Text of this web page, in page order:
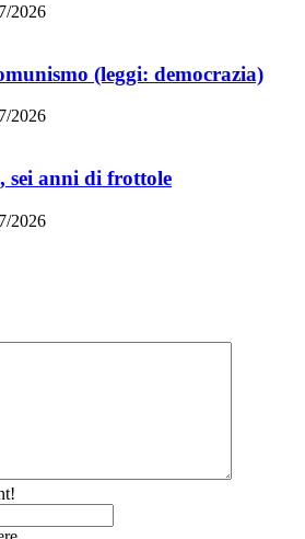
2026
(leggi: democrazia)
2026
sei anni di frottole
2026